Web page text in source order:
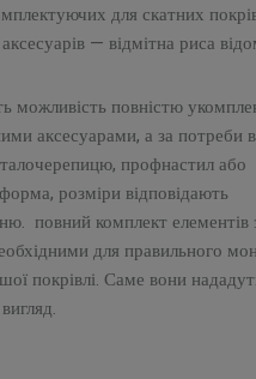
для скатних
— відмітна риса
можливість повністю
аксесуарами, а за потреби
профнастил або
розміри відповідають
повний комплект елементів
для правильного
покрівлі. Саме вони